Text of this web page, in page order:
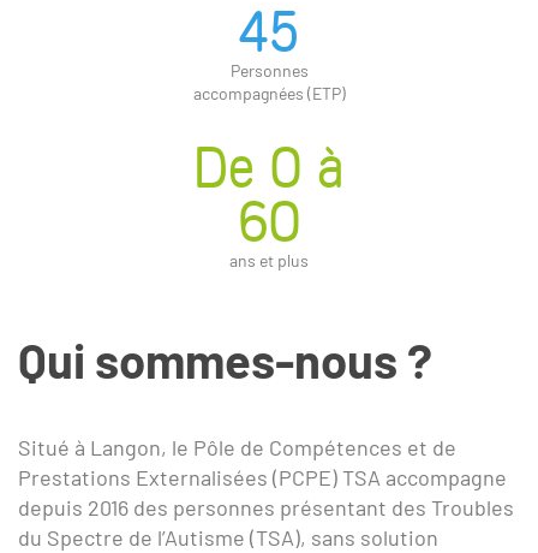
45
Personnes
accompagnées (ETP)
De 0 à
60
ans et plus
Qui sommes-nous ?
Situé à Langon, le Pôle de Compétences et de
Prestations Externalisées (PCPE) TSA accompagne
depuis 2016 des personnes présentant des Troubles
du Spectre de l’Autisme (TSA), sans solution